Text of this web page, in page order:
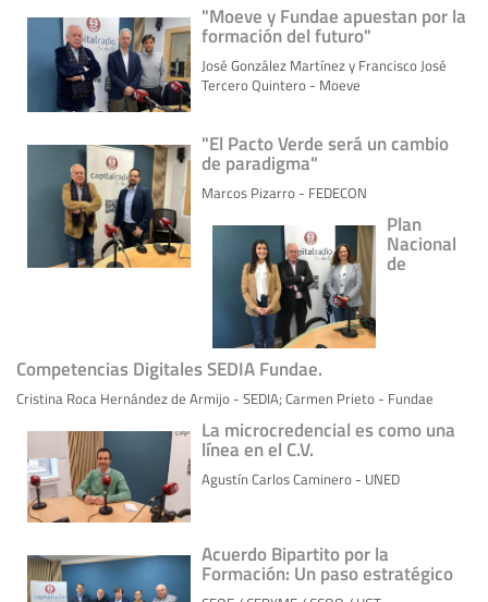
"Moeve y Fundae apuestan por la
formación del futuro"
José González Martínez y Francisco José
Tercero Quintero - Moeve
"El Pacto Verde será un cambio
de paradigma"
Marcos Pizarro - FEDECON
Plan
Nacional
de
Competencias Digitales SEDIA Fundae.
Cristina Roca Hernández de Armijo - SEDIA; Carmen Prieto - Fundae
La microcredencial es como una
línea en el C.V.
Agustín Carlos Caminero - UNED
Acuerdo Bipartito por la
Formación: Un paso estratégico